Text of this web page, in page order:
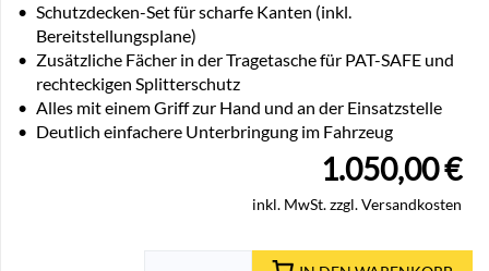
• Schutzdecken-Set für scharfe Kanten (inkl.
Bereitstellungsplane)
• Zusätzliche Fächer in der Tragetasche für PAT-SAFE und
rechteckigen Splitterschutz
• Alles mit einem Griff zur Hand und an der Einsatzstelle
• Deutlich einfachere Unterbringung im Fahrzeug
1.050,00€
inkl. MwSt. zzgl. Versandkosten